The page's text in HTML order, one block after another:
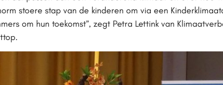
stoere stap van de kinderen om via een
om hun toekomst”, zegt Petra Lettink van